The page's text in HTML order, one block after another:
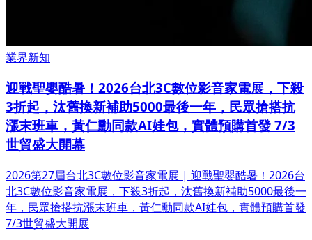
業界新知
迎戰聖嬰酷暑！2026台北3C數位影音家電展，下殺
3折起，汰舊換新補助5000最後一年，民眾搶搭抗
漲末班車，黃仁勳同款AI娃包，實體預購首發 7/3
世貿盛大開幕
2026第27屆台北3C數位影音家電展 | 迎戰聖嬰酷暑！2026台
北3C數位影音家電展，下殺3折起，汰舊換新補助5000最後一
年，民眾搶搭抗漲末班車，黃仁勳同款AI娃包，實體預購首發
7/3世貿盛大開展